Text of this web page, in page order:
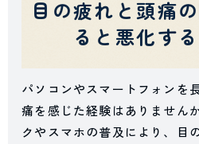
目の疲れと頭痛
ると悪化す
パソコンやスマートフォンを
痛を感じた経験はありません
クやスマホの普及により、目